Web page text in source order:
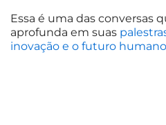
Essa é uma das conversas
aprofunda em suas
inovação e o futuro